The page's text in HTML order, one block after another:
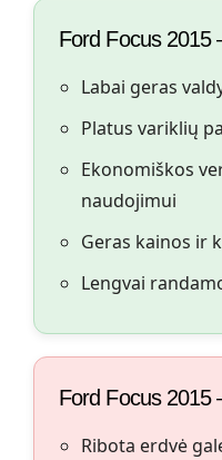
Ford Focus 2015
Labai geras
Platus variklių
Ekonomiškos
naudojimui
Geras kainos ir
Lengvai
Ford Focus 2015
Ribota erdvė